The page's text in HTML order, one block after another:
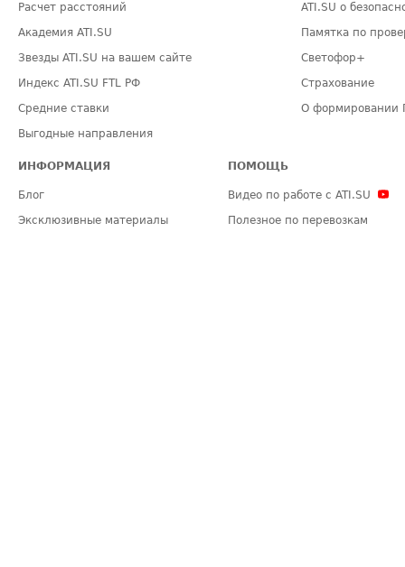
Расчет расстояний
Академия ATI.SU
Звезды ATI.SU на вашем сайте
Индекс ATI.SU FTL РФ
Средние ставки
Выгодные направления
ATI.SU о
Памятка по
Светофор+
Страхование
О формировании
ИНФОРМАЦИЯ
Блог
Эксклюзивные материалы
ПОМОЩЬ
Видео по работе с ATI.SU
Полезное по перевозкам